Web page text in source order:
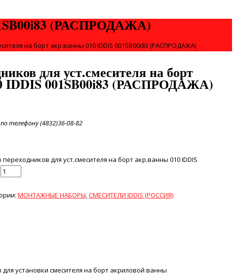
(РАСПРОДАЖА)
на борт акр.ванны 010 IDDIS 001SB00i83 (РАСПРОДАЖА)
для уст.смесителя на борт
IDDIS 001SB00i83 (РАСПРОДАЖА)
телефону (4832)36-08-82
для уст.смесителя на борт акр.ванны 010 IDDIS
МОНТАЖНЫЕ НАБОРЫ,СМЕСИТЕЛИ IDDIS (РОССИЯ)
установки смесителя на борт акриловой ванны